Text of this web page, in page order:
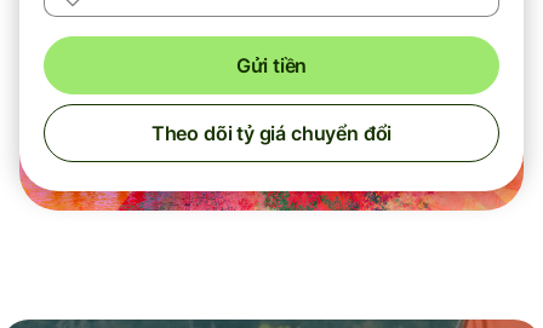
Gửi tiền
Theo dõi tỷ giá chuyển đổi